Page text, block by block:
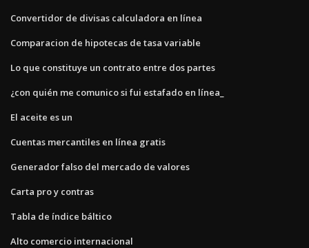
Convertidor de divisas calculadora en línea
Comparacion de hipotecas de tasa variable
Lo que constituye un contrato entre dos partes
¿con quién me comunico si fui estafado en línea_
El aceite es un
Cuentas mercantiles en línea gratis
Generador falso del mercado de valores
Carta pro y contras
Tabla de índice báltico
Alto comercio internacional